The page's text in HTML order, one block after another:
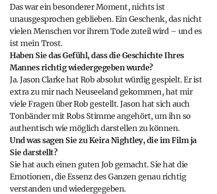
Das war ein besonderer Moment, nichts ist
unausgesprochen geblieben. Ein Geschenk, das nicht
vielen Menschen vor ihrem Tode zuteil wird – und es
ist mein Trost.
Haben Sie das Gefühl, dass die Geschichte Ihres
Mannes richtig wiedergegeben wurde?
Ja. Jason Clarke hat Rob absolut würdig gespielt. Er ist
extra zu mir nach Neuseeland gekommen, hat mir
viele Fragen über Rob gestellt. Jason hat sich auch
Tonbänder mit Robs Stimme angehört, um ihn so
authentisch wie möglich darstellen zu können.
Und was sagen Sie zu Keira Nightley, die im Film ja
Sie darstellt?
Sie hat auch einen guten Job gemacht. Sie hat die
Emotionen, die Essenz des Ganzen genau richtig
verstanden und wiedergegeben.